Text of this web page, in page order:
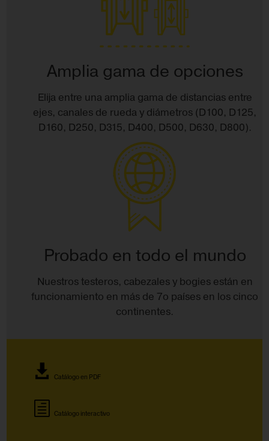
Amplia gama de opciones
Elija entre una amplia gama de distancias entre
ejes, canales de rueda y diámetros (D100, D125,
D160, D250, D315, D400, D500, D630, D800).
Probado en todo el mundo
Nuestros testeros, cabezales y bogies están en
funcionamiento en más de 7o países en los cinco
continentes.
Catálogo en PDF
Catálogo interactivo